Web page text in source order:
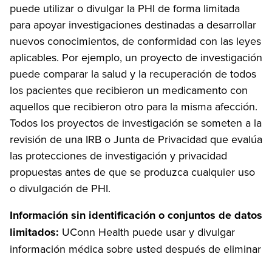
puede utilizar o divulgar la PHI de forma limitada
para apoyar investigaciones destinadas a desarrollar
nuevos conocimientos, de conformidad con las leyes
aplicables. Por ejemplo, un proyecto de investigación
puede comparar la salud y la recuperación de todos
los pacientes que recibieron un medicamento con
aquellos que recibieron otro para la misma afección.
Todos los proyectos de investigación se someten a la
revisión de una IRB o Junta de Privacidad que evalúa
las protecciones de investigación y privacidad
propuestas antes de que se produzca cualquier uso
o divulgación de PHI.
Información sin identificación o conjuntos de datos
limitados: UConn Health puede usar y divulgar
información médica sobre usted después de eliminar